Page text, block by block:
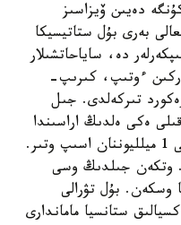
مەن قىتاي اراسىندا 30 كۇنگە دەيىن ۆيزاسىز
بەرى بۇل ستاتيسيكا
دە، ساياحاتشىلار
ەركىن ءوتىپ، كىرىپ-
تىركەلدى. جىل
ەكى ەلدىڭ اراسىندا
ارى-بەرى قاتىناعان جولاۋشىلار سانى 1 ميلليوننان اسىپ وتىر.
وتكەن جىلدىڭ وسى
10 پايىزعا وسكەن. بۇل تۋرالى
ستانسيا ماماندارى